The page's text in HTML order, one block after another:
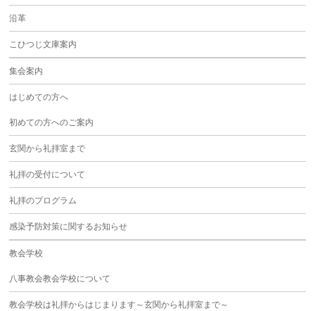
沿革
こひつじ文庫案内
集会案内
はじめての方へ
初めての方へのご案内
玄関から礼拝室まで
礼拝の受付について
礼拝のプログラム
感染予防対策に関するお知らせ
教会学校
八事教会教会学校について
教会学校は礼拝からはじまります～玄関から礼拝室まで～